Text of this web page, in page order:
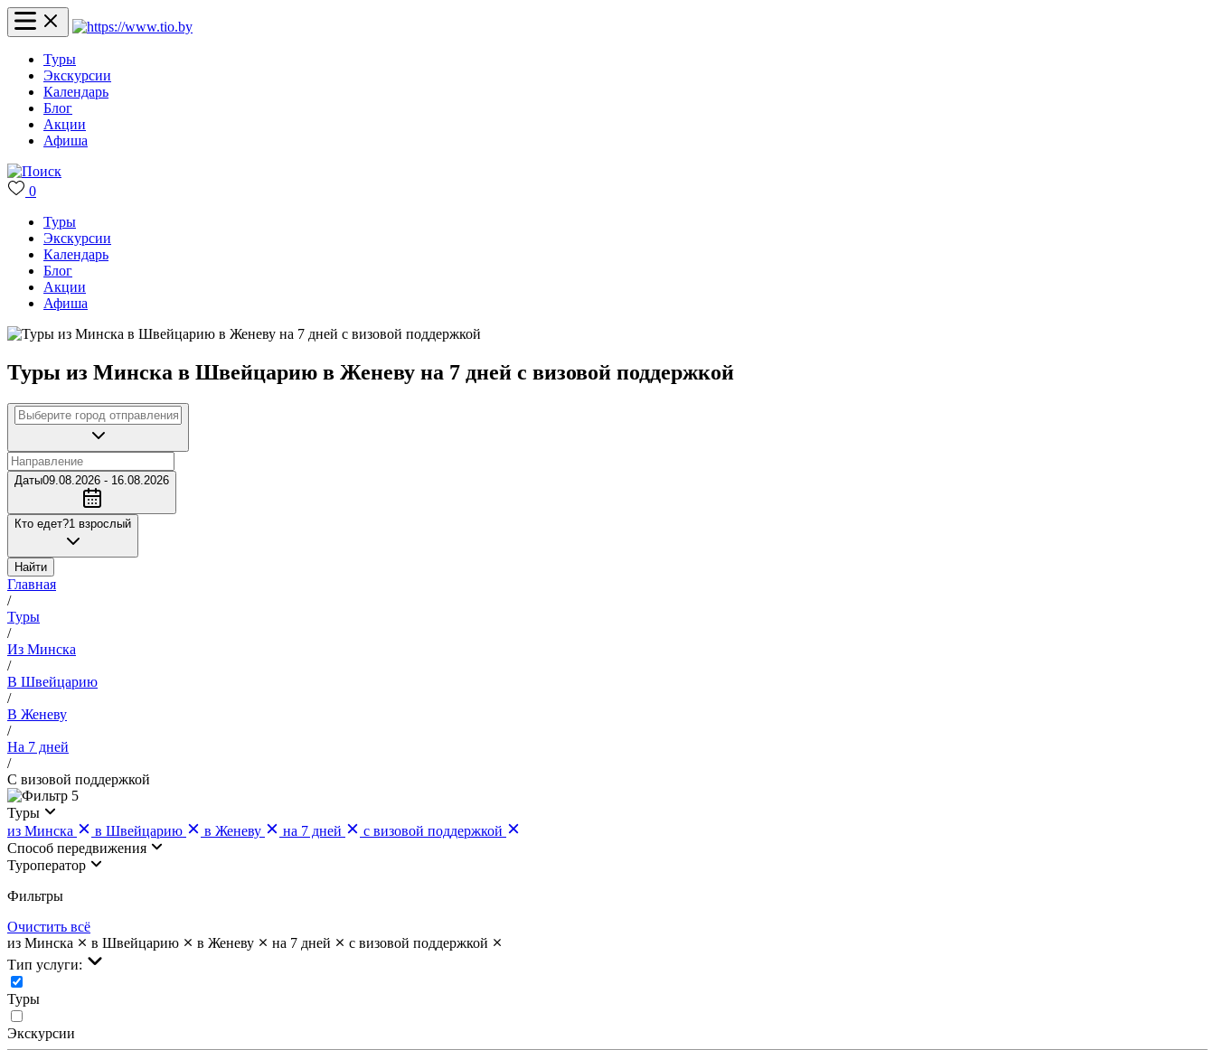
Туры
Экскурсии
Календарь
Блог
Акции
Афиша
0
Туры
Экскурсии
Календарь
Блог
Акции
Афиша
Туры из Минска в Швейцарию в Женеву на 7 дней с визовой поддержкой
Даты09.08.2026 - 16.08.2026
Кто едет?1 взрослый
Найти
Главная
/
Туры
/
Из Минска
/
В Швейцарию
/
В Женеву
/
На 7 дней
/
С визовой поддержкой
5
Туры
из Минска
в Швейцарию в Женеву на 7 дней
с визовой поддержкой
Cпособ передвижения
Туроператор
Фильтры
Очистить всё
из Минска
в Швейцарию в Женеву на 7 дней
с визовой поддержкой
Тип услуги:
Туры
Экскурсии